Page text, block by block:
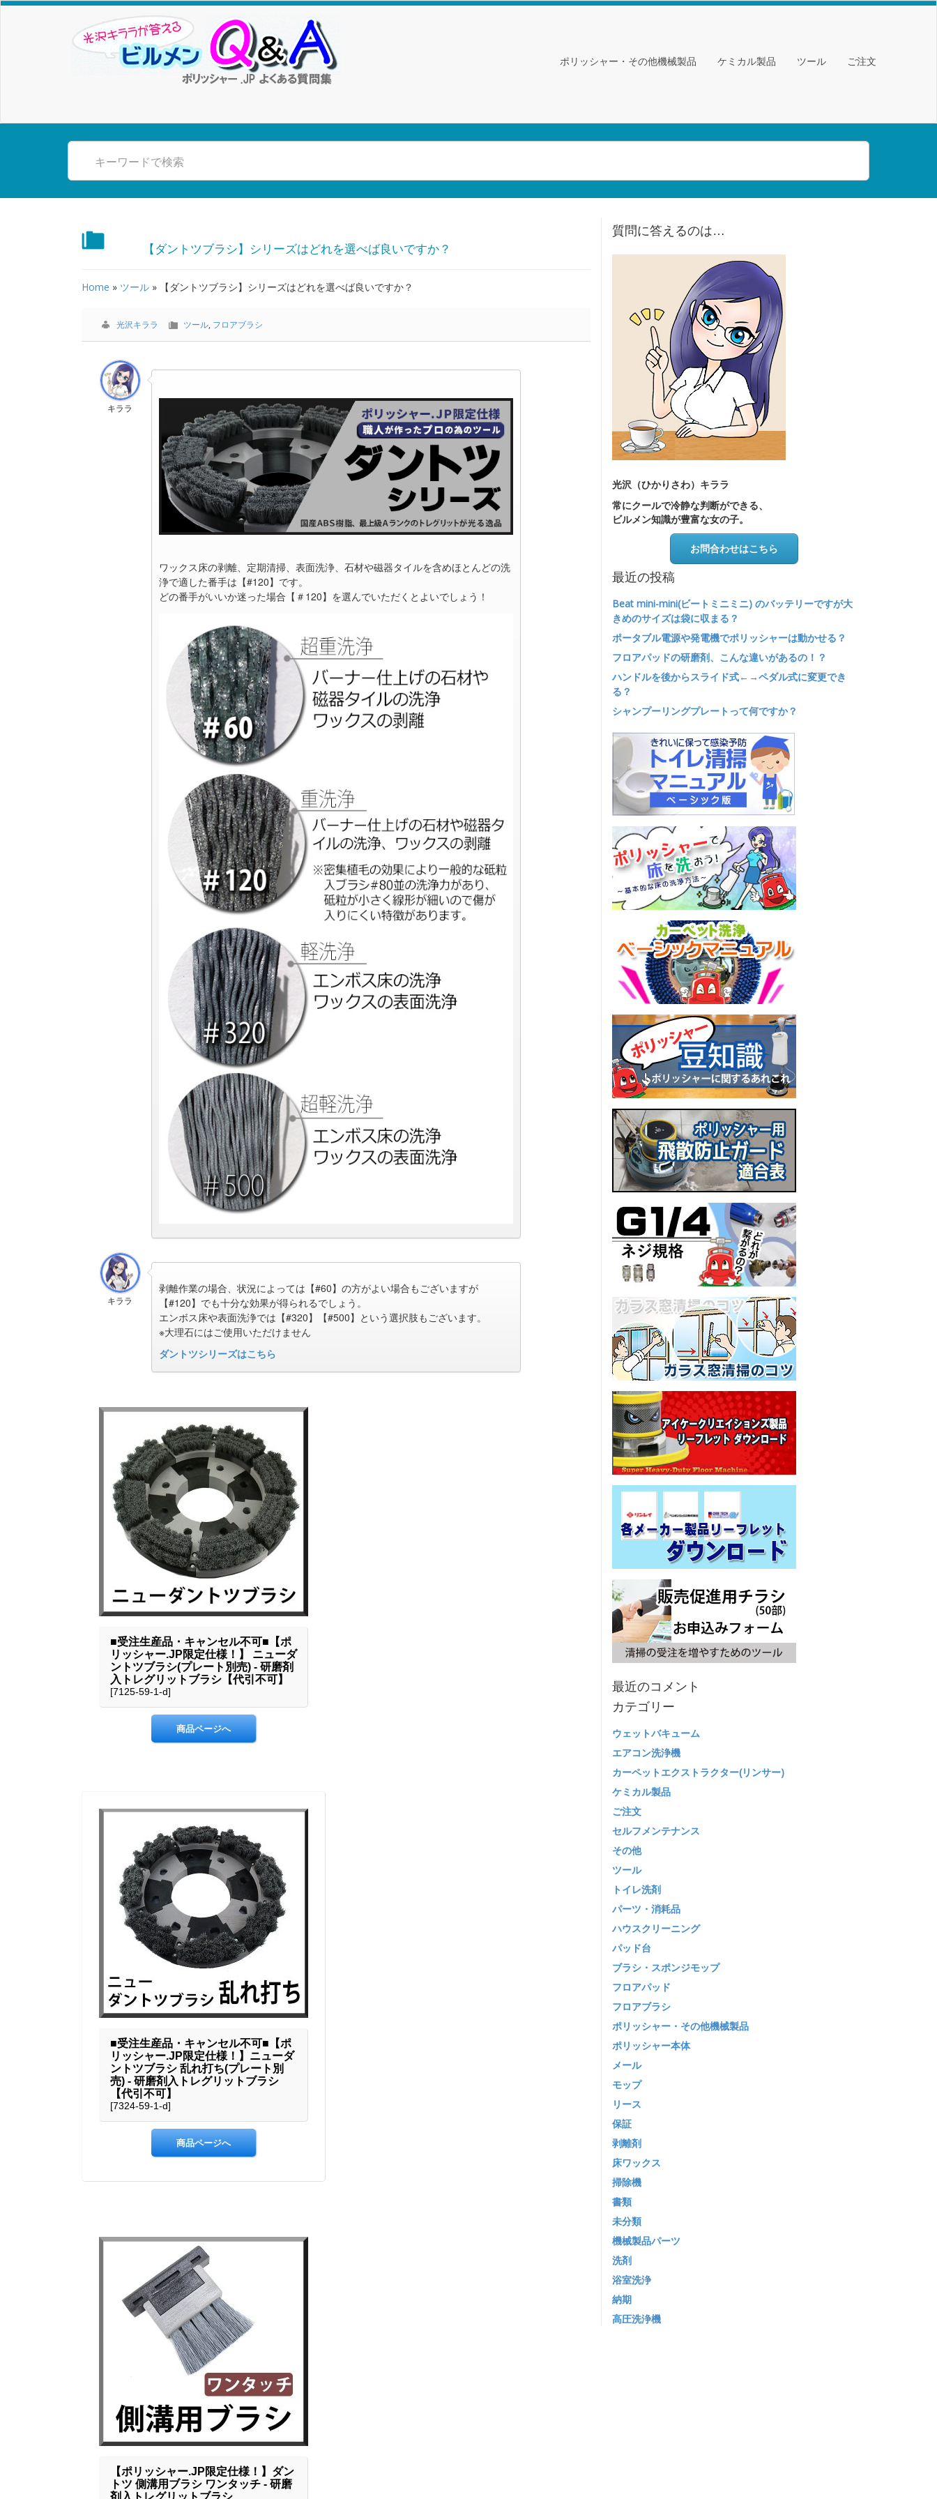
ポリッシャー・その他機械製品 ケミカル製品 ツール ご注文
【ダントツブラシ】シリーズはどれを選べば良いですか？
Home » ツール » 【ダントツブラシ】シリーズはどれを選べば良いですか？
光沢キララ ツール, フロアブラシ
キララ
ワックス床の剥離、定期清掃、表面洗浄、石材や磁器タイルを含めほとんどの洗
浄で適した番手は【#120】です。
どの番手がいいか迷った場合【＃120】を選んでいただくとよいでしょう！
キララ
剥離作業の場合、状況によっては【#60】の方がよい場合もございますが
【#120】でも十分な効果が得られるでしょう。
エンボス床や表面洗浄では【#320】【#500】という選択肢もございます。
※大理石にはご使用いただけません
ダントツシリーズはこちら
質問に答えるのは…
光沢（ひかりさわ）キララ
常にクールで冷静な判断ができる、
ビルメン知識が豊富な女の子。
お問合わせはこちら
最近の投稿
Beat mini-mini(ビートミニミニ) のバッテリーですが大
きめのサイズは袋に収まる？
ポータブル電源や発電機でポリッシャーは動かせる？
フロアパッドの研磨剤、こんな違いがあるの！？
ハンドルを後からスライド式←→ペダル式に変更でき
る？
シャンプーリングプレートって何ですか？
最近のコメント
カテゴリー
ウェットバキューム
エアコン洗浄機
カーペットエクストラクター(リンサー)
ケミカル製品
ご注文
セルフメンテナンス
その他
ツール
トイレ洗剤
パーツ・消耗品
ハウスクリーニング
パッド台
ブラシ・スポンジモップ
フロアパッド
フロアブラシ
ポリッシャー・その他機械製品
ポリッシャー本体
メール
モップ
リース
保証
剥離剤
床ワックス
掃除機
書類
未分類
機械製品パーツ
洗剤
浴室洗浄
納期
高圧洗浄機